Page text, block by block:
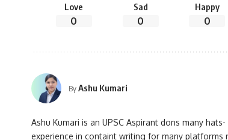
Love
0
Sad
0
Happy
0
ByAshu Kumari
Ashu Kumari is an UPSC Aspirant dons many
experience in containt writing for many